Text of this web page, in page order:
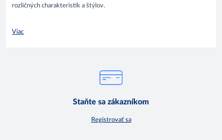
rozličných charakteristík a štýlov.
Viac
Staňte sa zákazníkom
Registrovať sa